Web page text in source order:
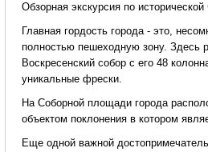
Обзорная экскурсия по
Главная гордость города - это,
полностью пешеходную зону. Здесь
Воскресенский собор с его 48
уникальные фрески.
На Соборной площади города
объектом поклонения в котором
Еще одной важной